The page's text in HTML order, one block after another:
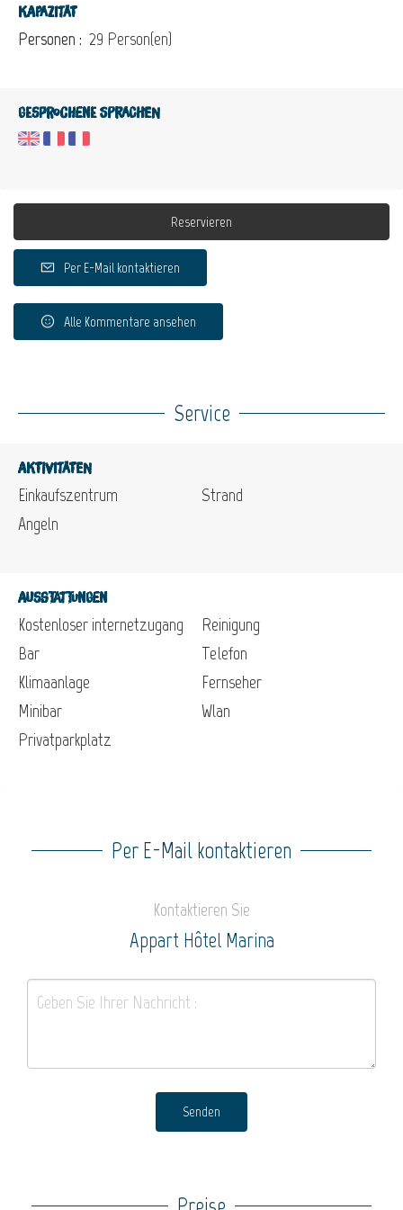
Kapazität
Personen : 29 Person(en)
Gesprochene Sprachen
Reservieren
Per E-Mail kontaktieren
Alle Kommentare ansehen
Service
Aktivitäten
Einkaufszentrum
Angeln
Strand
Ausstattungen
Kostenloser internetzugang
Bar
Klimaanlage
Minibar
Privatparkplatz
Reinigung
Telefon
Fernseher
Wlan
Per E-Mail kontaktieren
Kontaktieren Sie
Appart Hôtel Marina
Senden